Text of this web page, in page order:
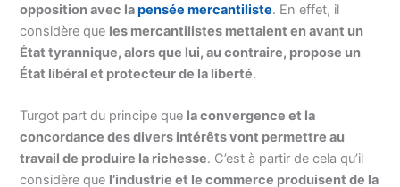
opposition avec lapensée mercantiliste. En effet, il
considère que les mercantilistes mettaient en avant un
État tyrannique, alors que lui, au contraire, propose un
État libéral et protecteur de la liberté.
Turgot part du principe que la convergence et la
concordance des divers intérêts vont permettre au
travail de produire la richesse. C’est à partir de cela qu’il
considère que l’industrie et le commerce produisent de la